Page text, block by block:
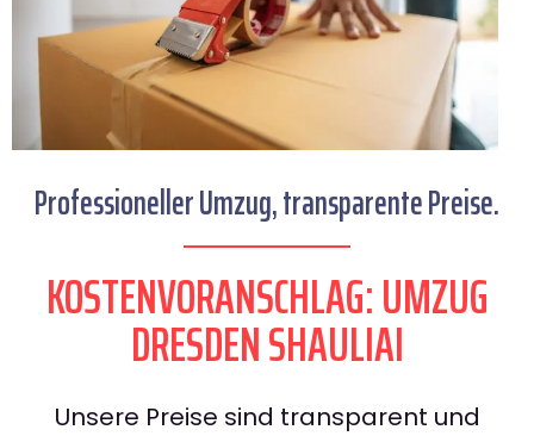
Professioneller Umzug, transparente Preise.
KOSTENVORANSCHLAG: UMZUG
DRESDEN SHAULIAI
Unsere Preise sind transparent und